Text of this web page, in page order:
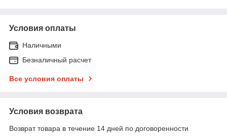
Условия оплаты
Наличными
Безналичный расчет
Все условия оплаты
Условия возврата
Возврат товара в течение 14 дней по договоренности